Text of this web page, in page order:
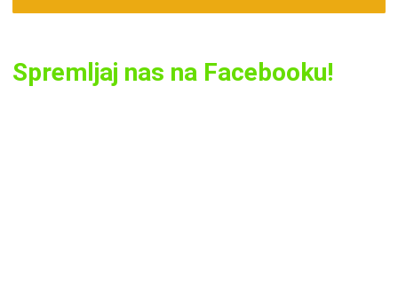
Spremljaj nas na Facebooku!